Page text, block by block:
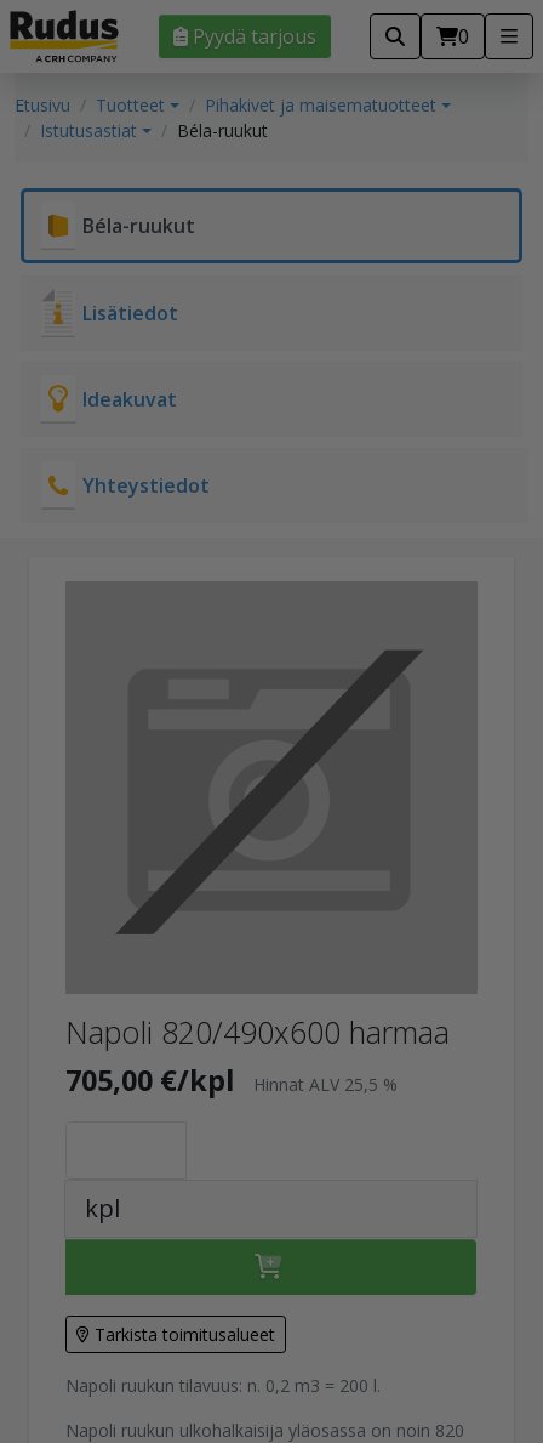
Pyydä tarjous 0
Etusivu Tuotteet
Pihakivet ja maisematuotteet
Istutusastiat
Béla-ruukut
Béla-ruukut
Lisätiedot
Ideakuvat
Yhteystiedot
Napoli 820/490x600 harmaa
705,00 €/kpl Hinnat ALV 25,5 %
kpl
Tarkista toimitusalueet
Napoli ruukun tilavuus: n. 0,2 m3 = 200 l.
Napoli ruukun ulkohalkaisija yläosassa on noin 820